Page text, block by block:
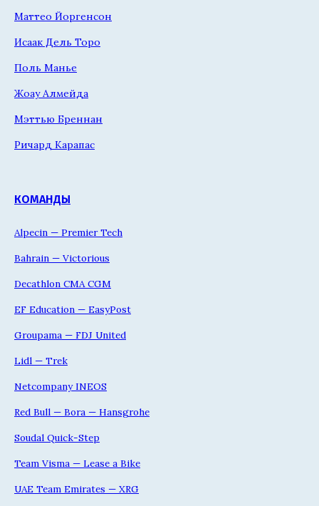
Маттео Йоргенсон
Исаак Дель Торо
Поль Манье
Жоау Алмейда
Мэттью Бреннан
Ричард Карапас
КОМАНДЫ
Alpecin — Premier Tech
Bahrain — Victorious
Decathlon CMA CGM
EF Education — EasyPost
Groupama — FDJ United
Lidl — Trek
Netcompany INEOS
Red Bull — Bora — Hansgrohe
Soudal Quick-Step
Team Visma — Lease a Bike
UAE Team Emirates — XRG